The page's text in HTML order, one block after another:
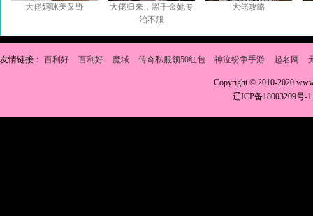
大佬妈咪美又野
大佬归来，黑千金她专
治不服
大佬攻略
友情链接： 百利好 百利好 魔域 传奇私服领50红包 神泣纷争手游 起名网
Copyright © 2010-2020
辽ICP备18003209号-